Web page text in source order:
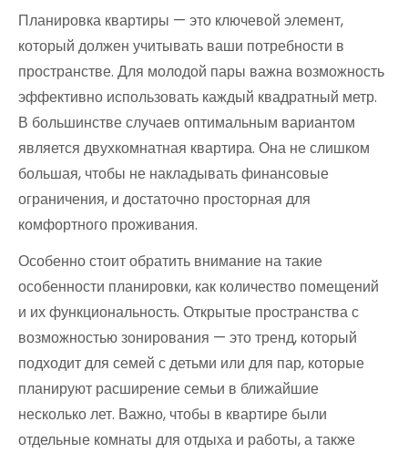
Планировка квартиры — это ключевой элемент,
который должен учитывать ваши потребности в
пространстве. Для молодой пары важна возможность
эффективно использовать каждый квадратный метр.
В большинстве случаев оптимальным вариантом
является двухкомнатная квартира. Она не слишком
большая, чтобы не накладывать финансовые
ограничения, и достаточно просторная для
комфортного проживания.
Особенно стоит обратить внимание на такие
особенности планировки, как количество помещений
и их функциональность. Открытые пространства с
возможностью зонирования — это тренд, который
подходит для семей с детьми или для пар, которые
планируют расширение семьи в ближайшие
несколько лет. Важно, чтобы в квартире были
отдельные комнаты для отдыха и работы, а также